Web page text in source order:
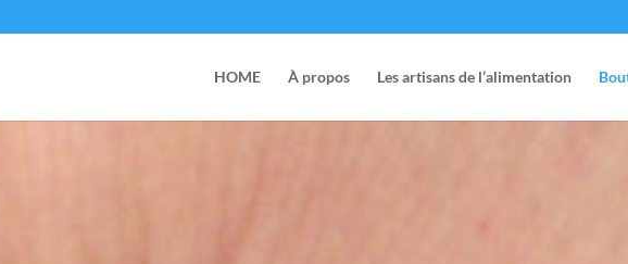
HOME À propos Les artisans de l’alimentation